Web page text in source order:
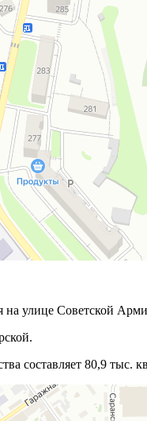
улице Советской
составляет 80,9 тыс.